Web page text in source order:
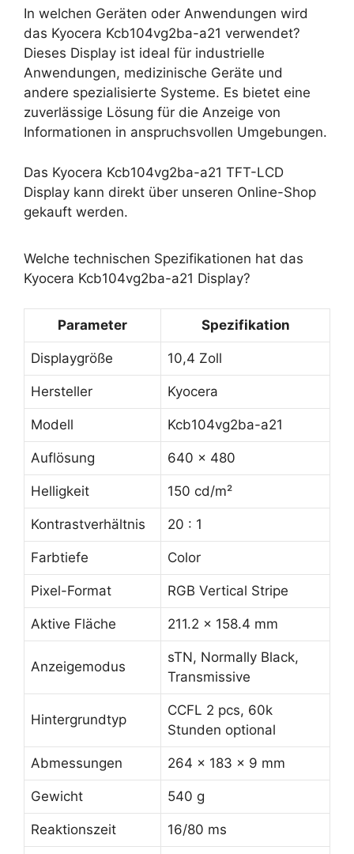
In welchen Geräten oder Anwendungen wird
das Kyocera Kcb104vg2ba-a21 verwendet?
Dieses Display ist ideal für industrielle
Anwendungen, medizinische Geräte und
andere spezialisierte Systeme. Es bietet eine
zuverlässige Lösung für die Anzeige von
Informationen in anspruchsvollen Umgebungen.
Das Kyocera Kcb104vg2ba-a21 TFT-LCD
Display kann direkt über unseren Online-Shop
gekauft werden.
Welche technischen Spezifikationen hat das
Kyocera Kcb104vg2ba-a21 Display?
Parameter Spezifikation
Displaygröße 10,4 Zoll
Hersteller Kyocera
Modell Kcb104vg2ba-a21
Auflösung 640 x 480
Helligkeit 150 cd/m²
Kontrastverhältnis 20 : 1
Farbtiefe Color
Pixel-Format RGB Vertical Stripe
Aktive Fläche 211.2 x 158.4 mm
Anzeigemodus
sTN, Normally Black,
Transmissive
Hintergrundtyp
CCFL 2 pcs, 60k
Stunden optional
Abmessungen 264 x 183 x 9 mm
Gewicht 540 g
Reaktionszeit 16/80 ms